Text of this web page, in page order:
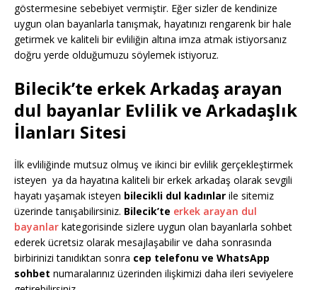
göstermesine sebebiyet vermiştir. Eğer sizler de kendinize
uygun olan bayanlarla tanışmak, hayatınızı rengarenk bir hale
getirmek ve kaliteli bir evliliğin altına imza atmak istiyorsanız
doğru yerde olduğumuzu söylemek istiyoruz.
Bilecik’te erkek Arkadaş arayan
dul bayanlar Evlilik ve Arkadaşlık
İlanları Sitesi
İlk evliliğinde mutsuz olmuş ve ikinci bir evlilik gerçekleştirmek
isteyen ya da hayatına kaliteli bir erkek arkadaş olarak sevgili
hayatı yaşamak isteyen bilecikli dul kadınlar ile sitemiz
üzerinde tanışabilirsiniz. Bilecik’te erkek arayan dul
bayanlar kategorisinde sizlere uygun olan bayanlarla sohbet
ederek ücretsiz olarak mesajlaşabilir ve daha sonrasında
birbirinizi tanıdıktan sonra cep telefonu ve WhatsApp
sohbet numaralarınız üzerinden ilişkimizi daha ileri seviyelere